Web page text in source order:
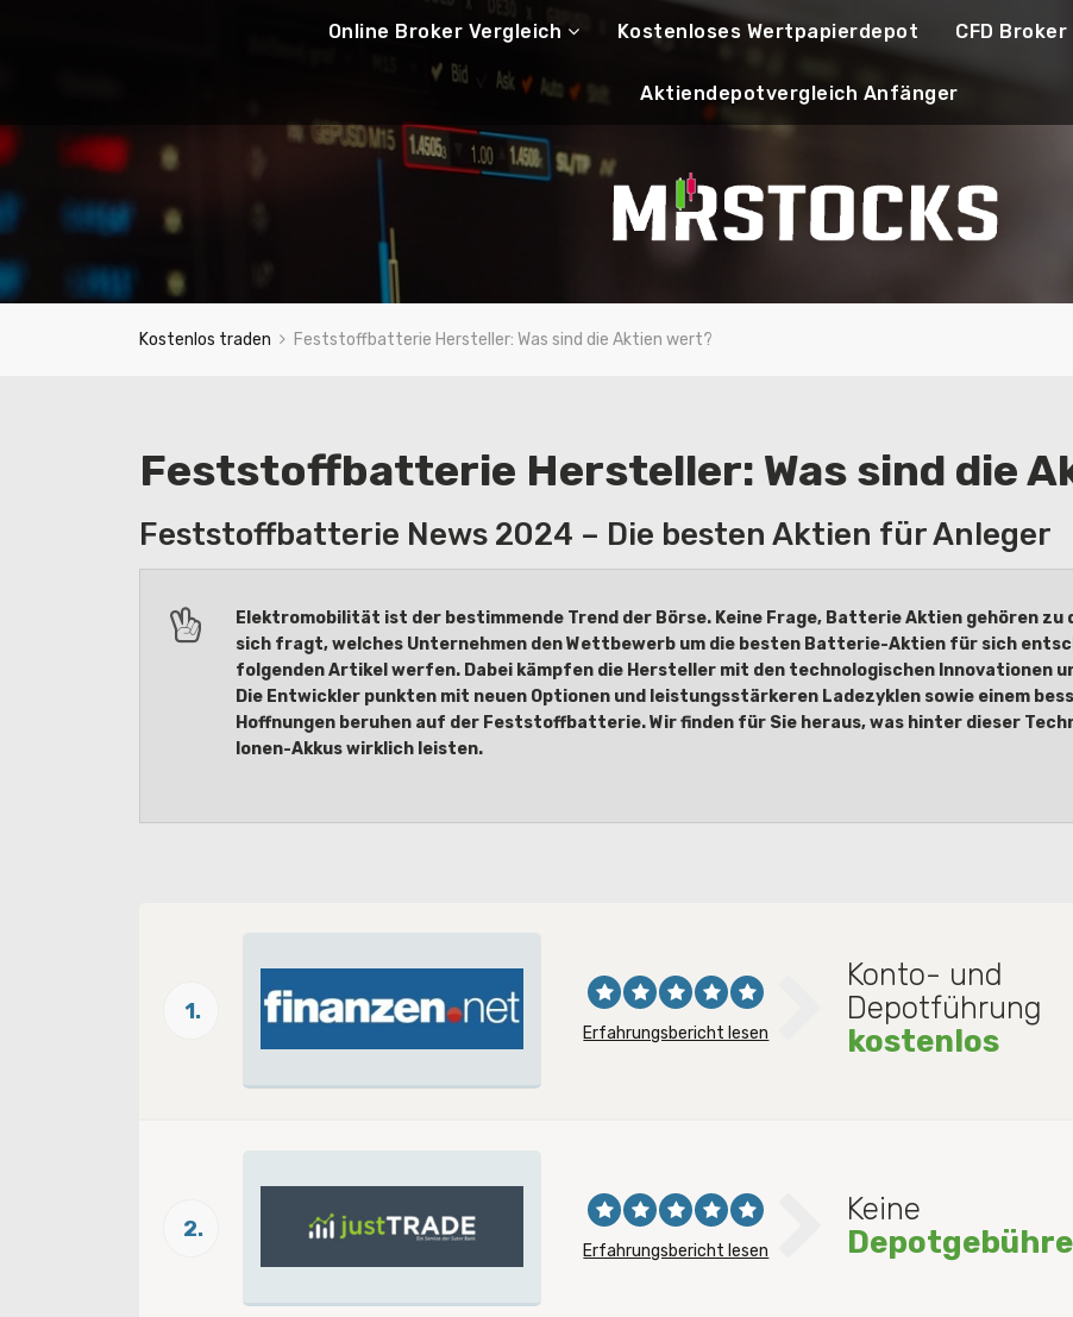
Online Broker Vergleich Kostenloses Wertpapierdepot CFD Broker
Aktiendepotvergleich Anfänger
Kostenlos traden Feststoffbatterie Hersteller: Was sind die Aktien wert?
Feststoffbatterie Hersteller: Was sind die
Feststoffbatterie News 2024 – Die besten Aktien für Anleger
Elektromobilität ist der bestimmende Trend der Börse. Keine Frage, Batterie Aktien gehören
sich fragt, welches Unternehmen den Wettbewerb um die besten Batterie-Aktien für sich
folgenden Artikel werfen. Dabei kämpfen die Hersteller mit den technologischen Innovationen
Die Entwickler punkten mit neuen Optionen und leistungsstärkeren Ladezyklen sowie einem
Hoffnungen beruhen auf der Feststoffbatterie. Wir finden für Sie heraus, was hinter dieser
Ionen-Akkus wirklich leisten.
1.
Erfahrungsbericht lesen
Konto- und
Depotführung
kostenlos
2.
Erfahrungsbericht lesen
Keine